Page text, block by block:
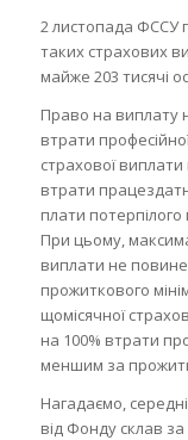
2 листопада ФССУ
таких страхових
майже 203 тисячі
Право на виплату
втрати
страхової
втрати
плати
При цьому,
виплати не
прожиткового
щомісячної
на 100% втрати
меншим за
Нагадаємо,
від Фонду склав